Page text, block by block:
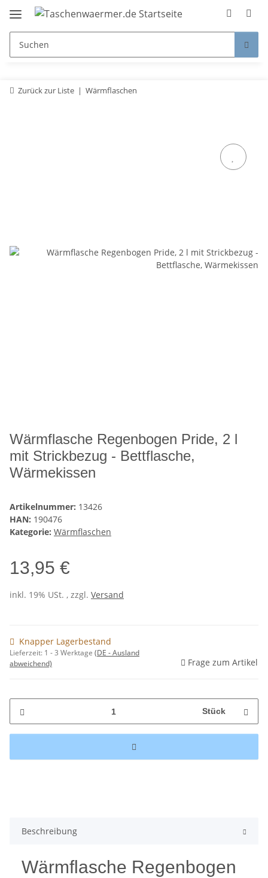
Zurück zur Liste Wärmflaschen
Wärmflasche Regenbogen Pride, 2 l
mit Strickbezug - Bettflasche,
Wärmekissen
Artikelnummer: 13426
HAN: 190476
Kategorie: Wärmflaschen
13,95 €
inkl. 19% USt. , zzgl. Versand
Knapper Lagerbestand
Lieferzeit: 1 - 3 Werktage (DE - Ausland
abweichend)
Frage zum Artikel
Stück
Beschreibung
Wärmflasche Regenbogen